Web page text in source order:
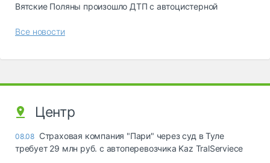
Вятские Поляны произошло ДТП с автоцистерной
Все новости
Центр
08.08 Страховая компания "Пари" через суд в Туле
требует 29 млн руб. с автоперевозчика Kaz TralServiece